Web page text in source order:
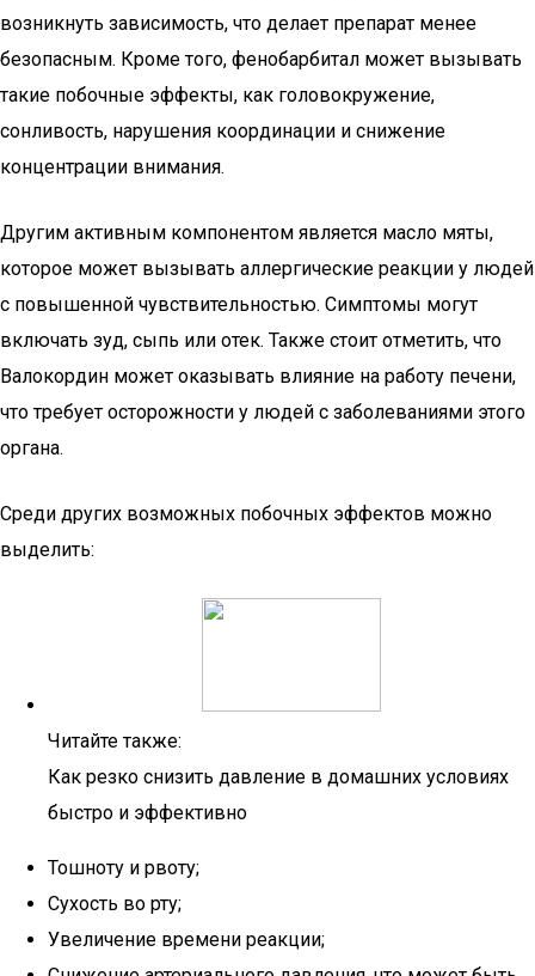
возникнуть зависимость, что делает препарат менее
безопасным. Кроме того, фенобарбитал может вызывать
такие побочные эффекты, как головокружение,
сонливость, нарушения координации и снижение
концентрации внимания.
Другим активным компонентом является масло мяты,
которое может вызывать аллергические реакции у людей
с повышенной чувствительностью. Симптомы могут
включать зуд, сыпь или отек. Также стоит отметить, что
Валокордин может оказывать влияние на работу печени,
что требует осторожности у людей с заболеваниями этого
органа.
Среди других возможных побочных эффектов можно
выделить:
Читайте также:
Как резко снизить давление в домашних условиях
быстро и эффективно
Тошноту и рвоту;
Сухость во рту;
Увеличение времени реакции;